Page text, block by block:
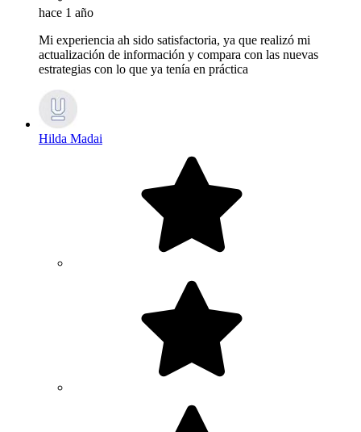
hace 1 año
Mi experiencia ah sido satisfactoria, ya que realizó mi
actualización de información y compara con las nuevas
estrategias con lo que ya tenía en práctica
Hilda Madai